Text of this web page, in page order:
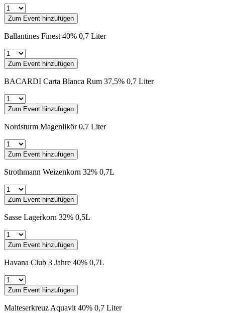
Zum Event hinzufügen
Ballantines Finest 40% 0,7 Liter
Zum Event hinzufügen
BACARDI Carta Blanca Rum 37,5% 0,7 Liter
Zum Event hinzufügen
Nordsturm Magenlikör 0,7 Liter
Zum Event hinzufügen
Strothmann Weizenkorn 32% 0,7L
Zum Event hinzufügen
Sasse Lagerkorn 32% 0,5L
Zum Event hinzufügen
Havana Club 3 Jahre 40% 0,7L
Zum Event hinzufügen
Malteserkreuz Aquavit 40% 0,7 Liter